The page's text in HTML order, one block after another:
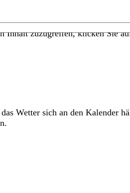
Inhalt zuzugreifen, klicken Sie
Wetter sich an den Kalender